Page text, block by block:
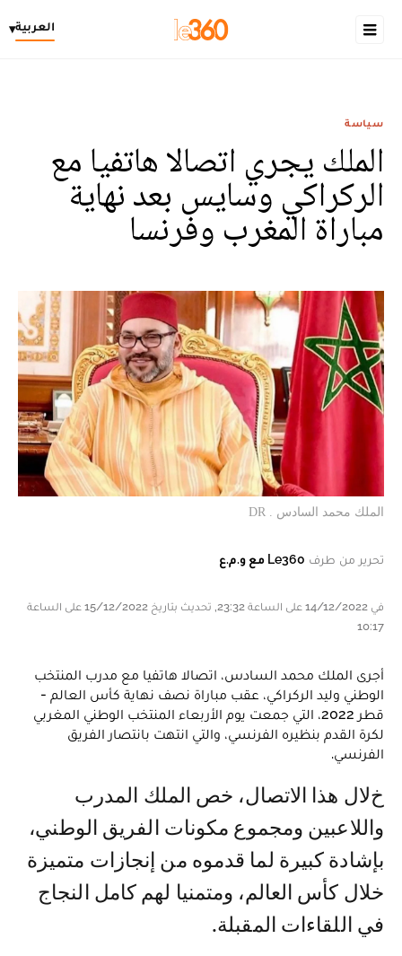
العربية▾
سياسة
الملك يجري اتصالا هاتفيا مع
الركراكي وسايس بعد نهاية
مباراة المغرب وفرنسا
الملك محمد السادس . DR
تحرير من طرف Le360 مع و.م.ع
في 14/12/2022 على الساعة 23:32, تحديث بتاريخ 15/12/2022 على الساعة
10:17
أجرى الملك محمد السادس، اتصالا هاتفيا مع مدرب المنتخب
الوطني وليد الركراكي، عقب مباراة نصف نهاية كأس العالم -
قطر 2022، التي جمعت يوم الأربعاء المنتخب الوطني المغربي
لكرة القدم بنظيره الفرنسي، والتي انتهت بانتصار الفريق
الفرنسي.
خلال هذا الاتصال، خص الملك المدرب
واللاعبين ومجموع مكونات الفريق الوطني،
بإشادة كبيرة لما قدموه من إنجازات متميزة
خلال كأس العالم، ومتمنيا لهم كامل النجاج
في اللقاءات المقبلة.